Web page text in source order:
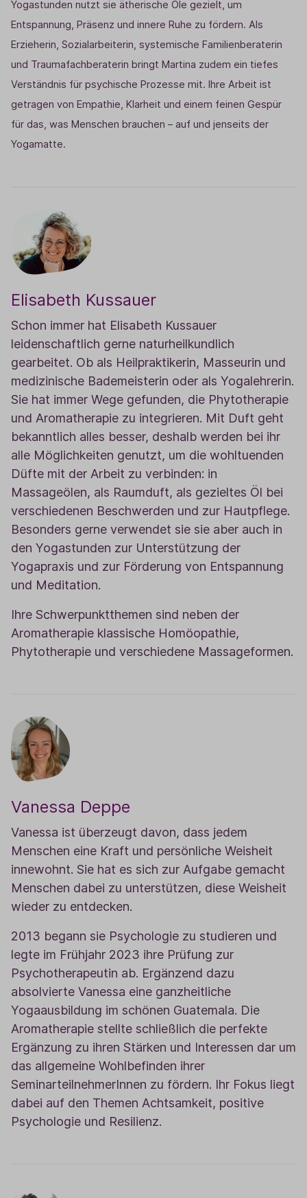
Yogastunden nutzt sie ätherische Öle gezielt, um
Entspannung, Präsenz und innere Ruhe zu fördern. Als
Erzieherin, Sozialarbeiterin, systemische Familienberaterin
und Traumafachberaterin bringt Martina zudem ein tiefes
Verständnis für psychische Prozesse mit. Ihre Arbeit ist
getragen von Empathie, Klarheit und einem feinen Gespür
für das, was Menschen brauchen – auf und jenseits der
Yogamatte.
Elisabeth Kussauer
Schon immer hat Elisabeth Kussauer
leidenschaftlich gerne naturheilkundlich
gearbeitet. Ob als Heilpraktikerin, Masseurin und
medizinische Bademeisterin oder als Yogalehrerin.
Sie hat immer Wege gefunden, die Phytotherapie
und Aromatherapie zu integrieren. Mit Duft geht
bekanntlich alles besser, deshalb werden bei ihr
alle Möglichkeiten genutzt, um die wohltuenden
Düfte mit der Arbeit zu verbinden: in
Massageölen, als Raumduft, als gezieltes Öl bei
verschiedenen Beschwerden und zur Hautpflege.
Besonders gerne verwendet sie sie aber auch in
den Yogastunden zur Unterstützung der
Yogapraxis und zur Förderung von Entspannung
und Meditation.
Ihre Schwerpunktthemen sind neben der
Aromatherapie klassische Homöopathie,
Phytotherapie und verschiedene Massageformen.
Vanessa Deppe
Vanessa ist überzeugt davon, dass jedem
Menschen eine Kraft und persönliche Weisheit
innewohnt. Sie hat es sich zur Aufgabe gemacht
Menschen dabei zu unterstützen, diese Weisheit
wieder zu entdecken.
2013 begann sie Psychologie zu studieren und
legte im Frühjahr 2023 ihre Prüfung zur
Psychotherapeutin ab. Ergänzend dazu
absolvierte Vanessa eine ganzheitliche
Yogaausbildung im schönen Guatemala. Die
Aromatherapie stellte schließlich die perfekte
Ergänzung zu ihren Stärken und Interessen dar um
das allgemeine Wohlbefinden ihrer
SeminarteilnehmerInnen zu fördern. Ihr Fokus liegt
dabei auf den Themen Achtsamkeit, positive
Psychologie und Resilienz.